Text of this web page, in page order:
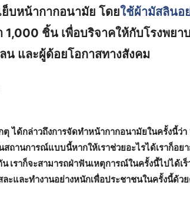
ย็บหน้ากากอนามัย โดยใช้ผ้ามัสลินอ
1,000 ชิ้น เพื่อบริจาคให้กับโรงพย
น และผู้ด้อยโอกาสทางสังคม
ตุ ได้กล่าวถึงการจัดทำหน้ากากอนามัยในครั้งนี้ว่า
สถานการณ์แบบนี้หากให้เราช่วยอะไรได้เราก็อย
น เราก็จะสามารถฝ่าฟันเหตุการณ์ในครั้งนี้ไปได้
ละและทำงานอย่างหนักเพื่อประชาชนในครั้งนี้ด้ว